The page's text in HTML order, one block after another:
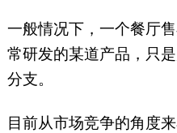
一般情况下，一个餐厅
常研发的某道产品，只
分支。
目前从市场竞争的角度